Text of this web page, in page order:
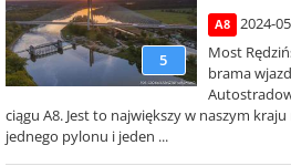
5
A8
2024-
Most
brama
ciągu A8. Jest to największy w naszym
jednego pylonu i jeden ...